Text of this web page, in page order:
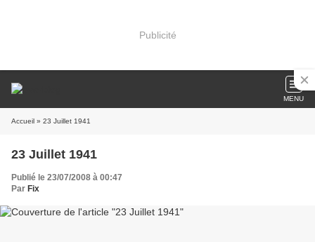
Publicité
MENU
Accueil » 23 Juillet 1941
23 Juillet 1941
Publié le 23/07/2008 à 00:47
Par Fix